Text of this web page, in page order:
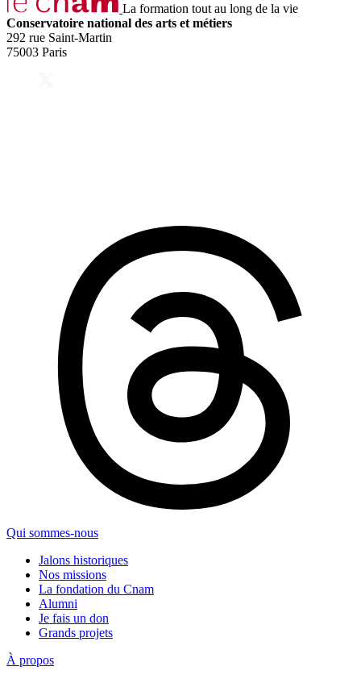
La formation tout au long de la vie
Conservatoire national des arts et métiers
292 rue Saint-Martin
75003 Paris
Qui sommes-nous
Jalons historiques
Nos missions
La fondation du Cnam
Alumni
Je fais un don
Grands projets
À propos